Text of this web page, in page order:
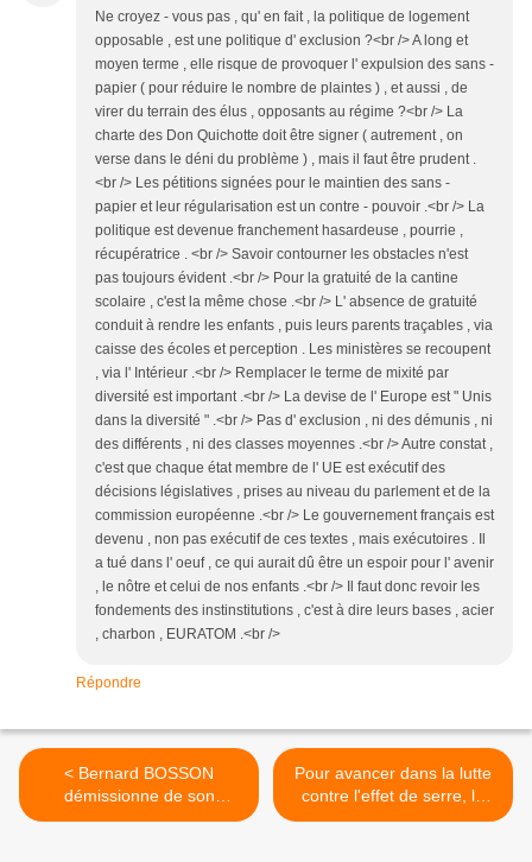
Ne croyez - vous pas , qu' en fait , la politique de logement
opposable , est une politique d' exclusion ?<br /> A long et
moyen terme , elle risque de provoquer l' expulsion des sans -
papier ( pour réduire le nombre de plaintes ) , et aussi , de
virer du terrain des élus , opposants au régime ?<br /> La
charte des Don Quichotte doit être signer ( autrement , on
verse dans le déni du problème ) , mais il faut être prudent .
<br /> Les pétitions signées pour le maintien des sans -
papier et leur régularisation est un contre - pouvoir .<br /> La
politique est devenue franchement hasardeuse , pourrie ,
récupératrice . <br /> Savoir contourner les obstacles n'est
pas toujours évident .<br /> Pour la gratuité de la cantine
scolaire , c'est la même chose .<br /> L' absence de gratuité
conduit à rendre les enfants , puis leurs parents traçables , via
caisse des écoles et perception . Les ministères se recoupent
, via l' Intérieur .<br /> Remplacer le terme de mixité par
diversité est important .<br /> La devise de l' Europe est " Unis
dans la diversité " .<br /> Pas d' exclusion , ni des démunis , ni
des différents , ni des classes moyennes .<br /> Autre constat ,
c'est que chaque état membre de l' UE est exécutif des
décisions législatives , prises au niveau du parlement et de la
commission européenne .<br /> Le gouvernement français est
devenu , non pas exécutif de ces textes , mais exécutoires . Il
a tué dans l' oeuf , ce qui aurait dû être un espoir pour l' avenir
, le nôtre et celui de nos enfants .<br /> Il faut donc revoir les
fondements des instinstitutions , c'est à dire leurs bases , acier
, charbon , EURATOM .<br />
Répondre
< Bernard BOSSON
démissionne de son
mandat de Maire
Pour avancer dans la lutte
contre l'effet de serre, la
communauté